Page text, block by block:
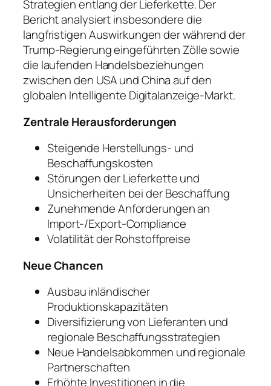
Strategien entlang der Lieferkette. Der
Bericht analysiert insbesondere die
langfristigen Auswirkungen der während der
Trump-Regierung eingeführten Zölle sowie
die laufenden Handelsbeziehungen
zwischen den USA und China auf den
globalen Intelligente Digitalanzeige-Markt.
Zentrale Herausforderungen
Steigende Herstellungs- und
Beschaffungskosten
Störungen der Lieferkette und
Unsicherheiten bei der Beschaffung
Zunehmende Anforderungen an
Import-/Export-Compliance
Volatilität der Rohstoffpreise
Neue Chancen
Ausbau inländischer
Produktionskapazitäten
Diversifizierung von Lieferanten und
regionale Beschaffungsstrategien
Neue Handelsabkommen und regionale
Partnerschaften
Erhöhte Investitionen in die